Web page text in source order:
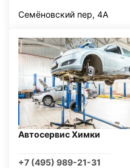
Семёновский пер, 4А
Автосервис Химки
+7 (495) 989-21-31